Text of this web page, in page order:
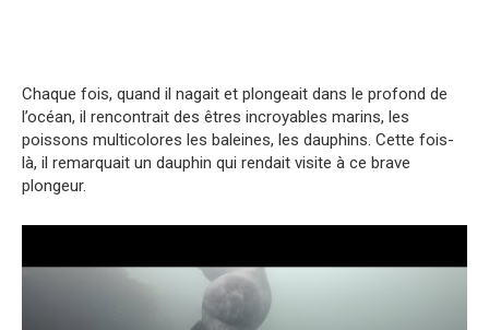
Chaque fois, quand il nagait et plongeait dans le profond de
l’océan, il rencontrait des êtres incroyables marins, les
poissons multicolores les baleines, les dauphins. Cette fois-
là, il remarquait un dauphin qui rendait visite à ce brave
plongeur.